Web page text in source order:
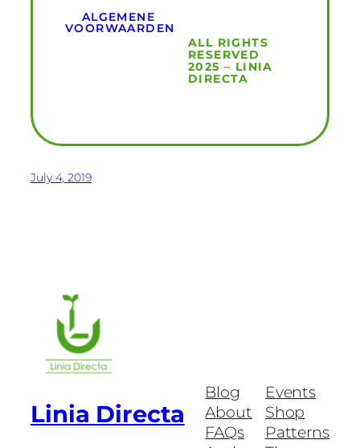
ALGEMENE
VOORWAARDEN
ALL RIGHTS
RESERVED
2025 – LINIA
DIRECTA
July 4, 2019
Linia Directa
Blog
About
FAQs
Events
Shop
Patterns